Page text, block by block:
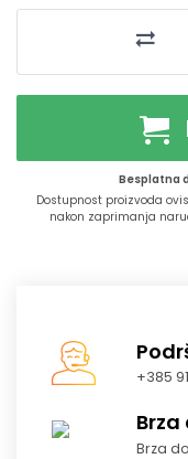
Besplatna
Dostupnost proizvoda
nakon zaprimanja
+385
Brza